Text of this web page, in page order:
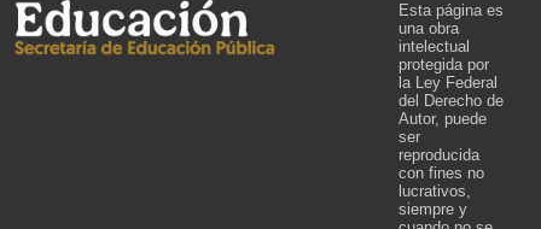
Esta página es
una obra
intelectual
protegida por
la Ley Federal
del Derecho de
Autor, puede
ser
reproducida
con fines no
lucrativos,
siempre y